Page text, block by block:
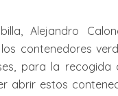
Alejandro
contenedores
para la recogida
abrir estos